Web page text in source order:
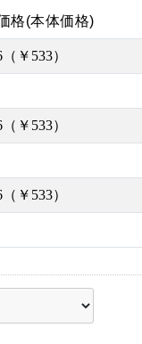
格(本体価格)
￥533）
￥533）
￥533）